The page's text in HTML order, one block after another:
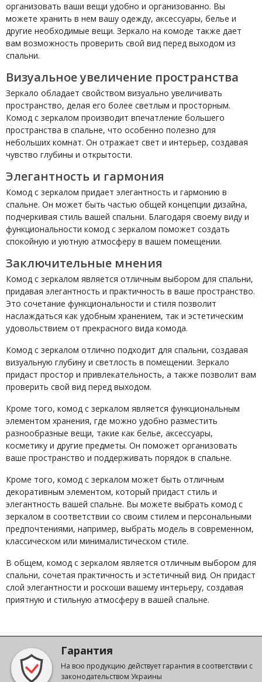
организовать ваши вещи удобно и организованно. Вы
можете хранить в нем вашу одежду, аксессуары, белье и
другие необходимые вещи. Зеркало на комоде также дает
вам возможность проверить свой вид перед выходом из
спальни.
Визуальное увеличение пространства
Зеркало обладает свойством визуально увеличивать
пространство, делая его более светлым и просторным.
Комод с зеркалом производит впечатление большего
пространства в спальне, что особенно полезно для
небольших комнат. Он отражает свет и интерьер, создавая
чувство глубины и открытости.
Элегантность и гармония
Комод с зеркалом придает элегантность и гармонию в
спальне. Он может быть частью общей концепции дизайна,
подчеркивая стиль вашей спальни. Благодаря своему виду и
функциональности комод с зеркалом поможет создать
спокойную и уютную атмосферу в вашем помещении.
Заключительные мнения
Комод с зеркалом является отличным выбором для спальни,
придавая элегантность и практичность в ваше пространство.
Это сочетание функциональности и стиля позволит
наслаждаться как удобным хранением, так и эстетическим
удовольствием от прекрасного вида комода.
Комод с зеркалом отлично подходит для спальни, создавая
визуальную глубину и светлость в помещении. Зеркало
придаст простор и привлекательность, а также позволит вам
проверить свой вид перед выходом.
Кроме того, комод с зеркалом является функциональным
элементом хранения, где можно удобно разместить
разнообразные вещи, такие как белье, аксессуары,
косметику и другие предметы. Он поможет организовать
ваше пространство и поддерживать порядок в спальне.
Кроме того, комод с зеркалом может быть отличным
декоративным элементом, который придаст стиль и
элегантность вашей спальне. Вы можете выбрать комод с
зеркалом в соответствии со своим стилем и персональными
предпочтениями, например, выбрать модель в современном,
классическом или минималистическом стиле.
В общем, комод с зеркалом является отличным выбором для
спальни, сочетая практичность и эстетичный вид. Он придаст
слой элегантности и роскоши вашему интерьеру, создавая
приятную и стильную атмосферу в вашей спальне.
Гарантия
На всю продукцию действует гарантия в соответствии с
законодательством Украины